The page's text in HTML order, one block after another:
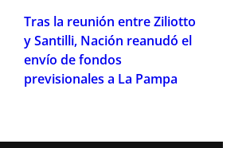
Tras la reunión entre Ziliotto
y Santilli, Nación reanudó el
envío de fondos
previsionales a La Pampa